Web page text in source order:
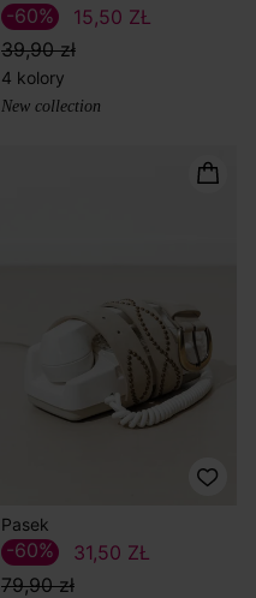
15,50 ZŁ
39,90 zł
-60%
4 kolory
New collection
Pasek
31,50 ZŁ
79,90 zł
-60%